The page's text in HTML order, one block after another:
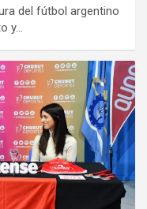
del fútbol argentino
y…